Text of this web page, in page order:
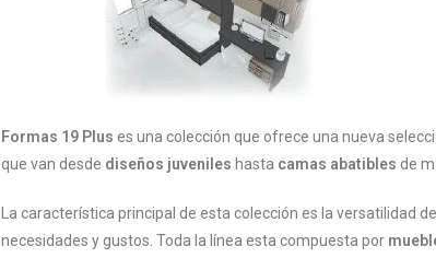
Formas 19 Plus es una colección que ofrece una nueva
que van desde diseños juveniles hasta camas abatibles de
La característica principal de esta colección es la versatilidad
necesidades y gustos. Toda la línea esta compuesta por